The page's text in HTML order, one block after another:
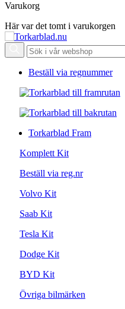
Varukorg
Här var det tomt i varukorgen
Beställ via regnummer
Torkarblad Fram
Komplett Kit
Beställ via reg.nr
Volvo Kit
Saab Kit
Tesla Kit
Dodge Kit
BYD Kit
Övriga bilmärken